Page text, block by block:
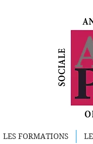
LES FORMATIONS